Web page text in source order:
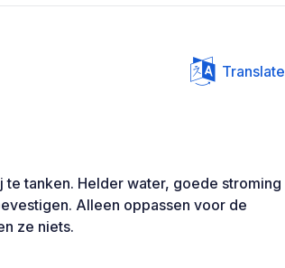
Translate
tanken. Helder water, goede stroming
Alleen oppassen voor de
ze niets.